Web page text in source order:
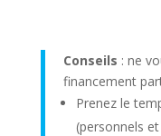
Conseils : ne
financement
Prenez le
(personnels